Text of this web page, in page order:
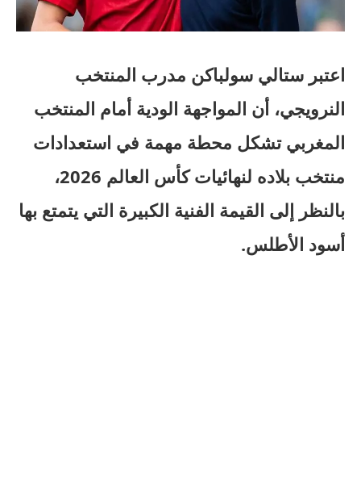
اعتبر ستالي سولباكن مدرب المنتخب
النرويجي، أن المواجهة الودية أمام المنتخب
المغربي تشكل محطة مهمة في استعدادات
منتخب بلاده لنهائيات كأس العالم 2026،
بالنظر إلى القيمة الفنية الكبيرة التي يتمتع بها
أسود الأطلس.